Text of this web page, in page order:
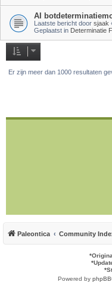
AI
Laatste bericht door sjaak
Geplaatst in Determinatie
Er zijn meer dan 1000 resultaten
Paleontica Community
*
*
*
Powered by phpBB